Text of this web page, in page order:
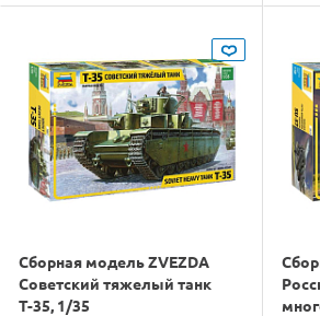
Сборная модель ZVEZDA
Советский тяжелый танк
Т-35, 1/35